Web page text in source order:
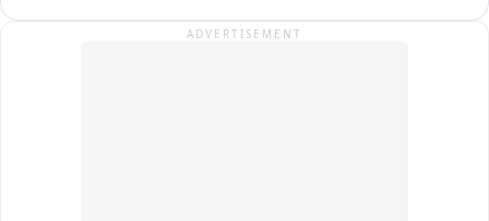
যমরাজ? যে কোনও মুহূর্তে তোমার বাড়িতে পৌঁছে যেতে পারি!” এরপরই শুরু হচ্ছে
बाहर संविदा कर्मी कर रहे विरोधADVERTISEMENT